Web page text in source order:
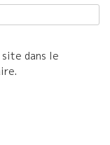
site dans le